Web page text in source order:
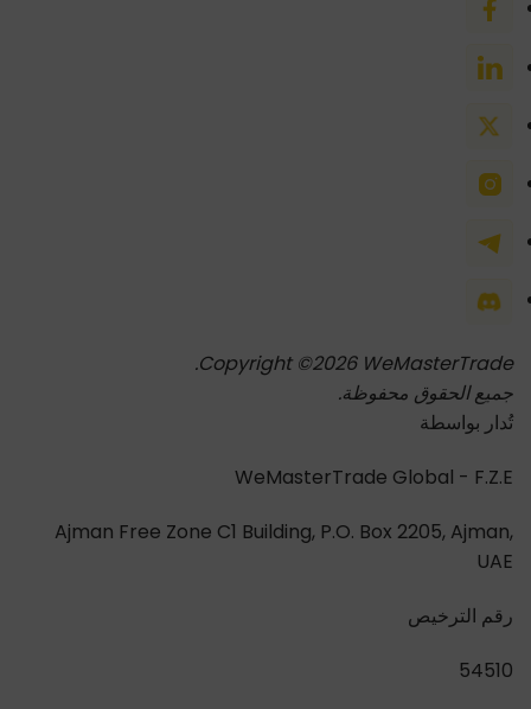
Copyright ©2026 WeMasterTrade.
جميع الحقوق محفوظة.
تُدار بواسطة
WeMasterTrade Global - F.Z.E
Ajman Free Zone C1 Building, P.O. Box 2205, Ajman,
UAE
رقم الترخيص
54510